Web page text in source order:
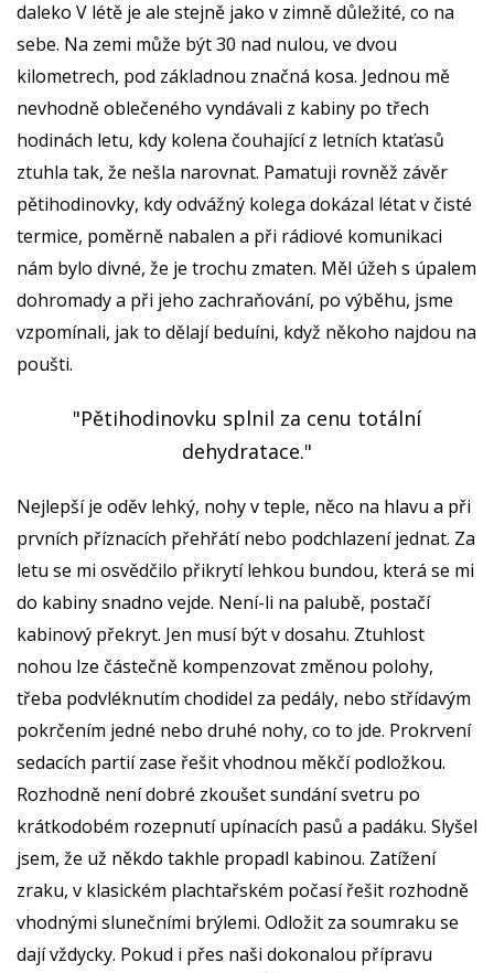
daleko V létě je ale stejně jako v zimně důležité, co na
sebe. Na zemi může být 30 nad nulou, ve dvou
kilometrech, pod základnou značná kosa. Jednou mě
nevhodně oblečeného vyndávali z kabiny po třech
hodinách letu, kdy kolena čouhající z letních ktaťasů
ztuhla tak, že nešla narovnat. Pamatuji rovněž závěr
pětihodinovky, kdy odvážný kolega dokázal létat v čisté
termice, poměrně nabalen a při rádiové komunikaci
nám bylo divné, že je trochu zmaten. Měl úžeh s úpalem
dohromady a při jeho zachraňování, po výběhu, jsme
vzpomínali, jak to dělají beduíni, když někoho najdou na
poušti.
"Pětihodinovku splnil za cenu totální
dehydratace."
Nejlepší je oděv lehký, nohy v teple, něco na hlavu a při
prvních příznacích přehřátí nebo podchlazení jednat. Za
letu se mi osvědčilo přikrytí lehkou bundou, která se mi
do kabiny snadno vejde. Není-li na palubě, postačí
kabinový překryt. Jen musí být v dosahu. Ztuhlost
nohou lze částečně kompenzovat změnou polohy,
třeba podvléknutím chodidel za pedály, nebo střídavým
pokrčením jedné nebo druhé nohy, co to jde. Prokrvení
sedacích partií zase řešit vhodnou měkčí podložkou.
Rozhodně není dobré zkoušet sundání svetru po
krátkodobém rozepnutí upínacích pasů a padáku. Slyšel
jsem, že už někdo takhle propadl kabinou. Zatížení
zraku, v klasickém plachtařském počasí řešit rozhodně
vhodnými slunečními brýlemi. Odložit za soumraku se
dají vždycky. Pokud i přes naši dokonalou přípravu